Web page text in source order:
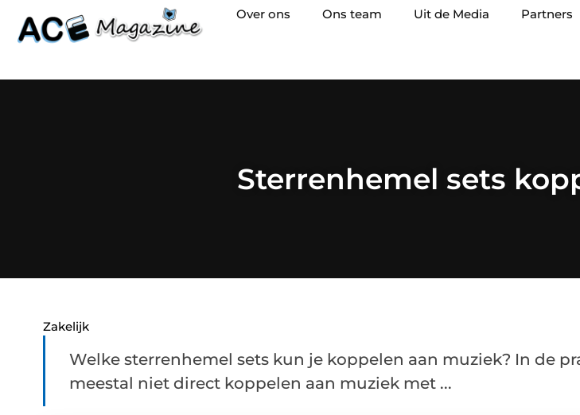
Over ons Ons team Uit de Media Partners
Sterrenhemel sets
Zakelijk
Welke sterrenhemel sets kun je koppelen aan muziek? In de
meestal niet direct koppelen aan muziek met ...